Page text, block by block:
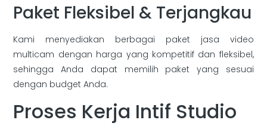
Paket Fleksibel & Terjangkau
Kami menyediakan berbagai paket jasa video
multicam dengan harga yang kompetitif dan fleksibel,
sehingga Anda dapat memilih paket yang sesuai
dengan budget Anda.
Proses Kerja Intif Studio